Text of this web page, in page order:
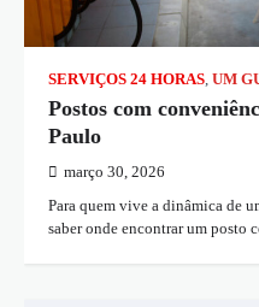
SERVIÇOS 24 HORAS, UM
Postos com
Paulo
março 30, 2026
Para quem vive a dinâmica de
saber onde encontrar um